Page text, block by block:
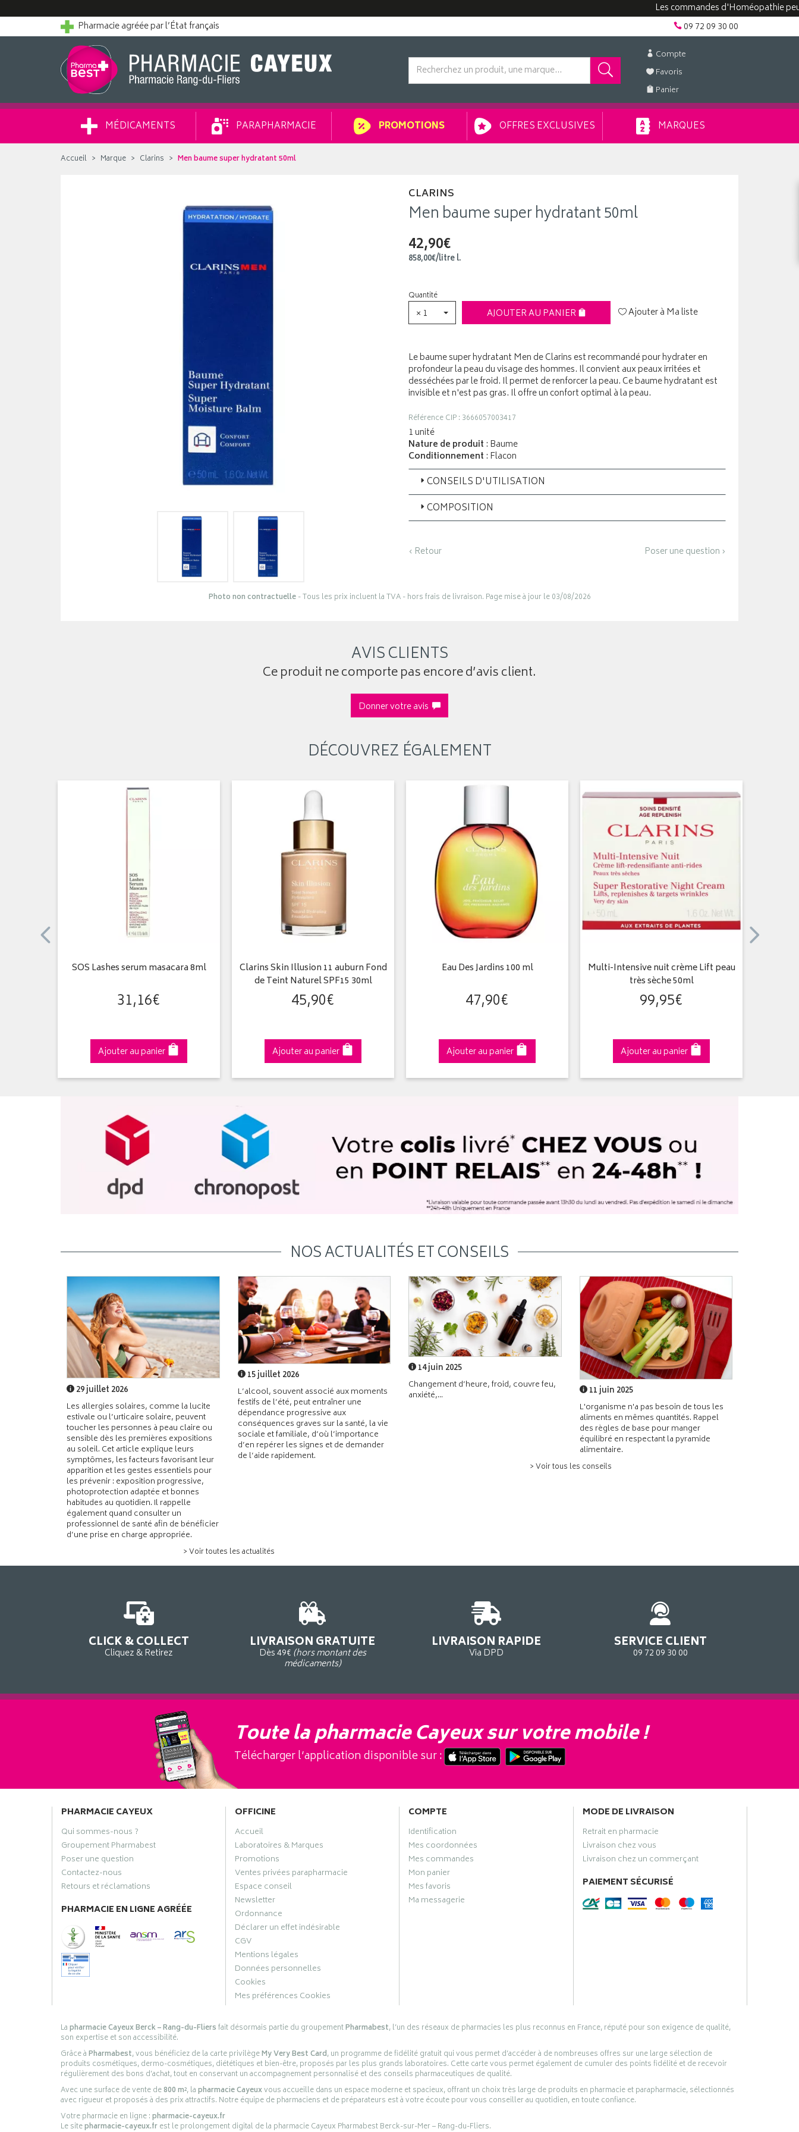
Les commandes d'Homéopathie peuvent
Pharmacie agréée par l’État français
09 72 09 30 00
Compte
Favoris
Panier
MÉDICAMENTS PARAPHARMACIE PROMOTIONS OFFRES EXCLUSIVES MARQUES
Accueil Marque Clarins Men baume super hydratant 50ml
CLARINS
Men baume super hydratant 50ml
42,90€
858,00€/litrel.
Quantité
× 1 AJOUTER AU PANIER Ajouter à Ma liste
Le baume super hydratant Men de Clarins est recommandé pour hydrater en
profondeur la peau du visage des hommes. Il convient aux peaux irritées et
desséchées par le froid. Il permet de renforcer la peau. Ce baume hydratant est
invisible et n'est pas gras. Il offre un confort optimal à la peau.
Référence CIP : 3666057003417
1 unité
Nature de produit : Baume
Conditionnement : Flacon
CONSEILS D'UTILISATION
COMPOSITION
‹ Retour Poser une question ›
Photo non contractuelle- Tous les prix incluent la TVA - hors frais de livraison. Page mise à jour le 03/08/2026
AVIS CLIENTS
Ce produit ne comporte pas encore d’avis client.
Donner votre avis
DÉCOUVREZ ÉGALEMENT
SOS Lashes serum masacara 8ml
31,16€
Ajouter au panier
Clarins Skin Illusion 11 auburn Fond
de Teint Naturel SPF15 30ml
45,90€
Ajouter au panier
Eau Des Jardins 100 ml
47,90€
Ajouter au panier
Multi-Intensive nuit crème Lift peau
très sèche 50ml
99,95€
Ajouter au panier
NOS ACTUALITÉS ET CONSEILS
29 juillet 2026
Les allergies solaires, comme la lucite
estivale ou l’urticaire solaire, peuvent
toucher les personnes à peau claire ou
sensible dès les premières expositions
au soleil. Cet article explique leurs
symptômes, les facteurs favorisant leur
apparition et les gestes essentiels pour
les prévenir : exposition progressive,
photoprotection adaptée et bonnes
habitudes au quotidien. Il rappelle
également quand consulter un
professionnel de santé afin de bénéficier
d’une prise en charge appropriée.
15 juillet 2026
L’alcool, souvent associé aux moments
festifs de l’été, peut entraîner une
dépendance progressive aux
conséquences graves sur la santé, la vie
sociale et familiale, d’où l’importance
d’en repérer les signes et de demander
de l’aide rapidement.
> Voir toutes les actualités
14 juin 2025
Changement d’heure, froid, couvre feu,
anxiété,...
11 juin 2025
L'organisme n'a pas besoin de tous les
aliments en mêmes quantités. Rappel
des règles de base pour manger
équilibré en respectant la pyramide
alimentaire.
> Voir tous les conseils
CLICK & COLLECT
Cliquez & Retirez
LIVRAISON GRATUITE
Dès 49€ (hors montant des
médicaments)
LIVRAISON RAPIDE
Via DPD
SERVICE CLIENT
09 72 09 30 00
Toute la pharmacie Cayeux sur votre mobile !
Télécharger l’application disponible sur :
PHARMACIE CAYEUX
Qui sommes-nous ?
Groupement Pharmabest
Poser une question
Contactez-nous
Retours et réclamations
PHARMACIE EN LIGNE AGRÉÉE
OFFICINE
Accueil
Laboratoires & Marques
Promotions
Ventes privées parapharmacie
Espace conseil
Newsletter
Ordonnance
Déclarer un effet indésirable
CGV
Mentions légales
Données personnelles
Cookies
Mes préférences Cookies
COMPTE
Identification
Mes coordonnées
Mes commandes
Mon panier
Mes favoris
Ma messagerie
MODE DE LIVRAISON
Retrait en pharmacie
Livraison chez vous
Livraison chez un commerçant
PAIEMENT SÉCURISÉ
Lapharmacie Cayeux Berck – Rang-du-Fliersfait désormais partie du groupementPharmabest, l’un des réseaux de pharmacies les plus reconnus en France, réputé pour son exigence de qualité,
son expertise et son accessibilité.
Grâce àPharmabest, vous bénéficiez de la carte privilègeMy Very Best Card, un programme de fidélité gratuit qui vous permet d’accéder à de nombreuses offres sur une large sélection de
produits cosmétiques, dermo-cosmétiques, diététiques et bien-être, proposés par les plus grands laboratoires. Cette carte vous permet également de cumuler des points fidélité et de recevoir
régulièrement des bons d’achat, tout en conservant un accompagnement personnalisé et des conseils pharmaceutiques de qualité.
Avec une surface de vente de800 m², lapharmacie Cayeuxvous accueille dans un espace moderne et spacieux, offrant un choix très large de produits en pharmacie et parapharmacie, sélectionnés
avec rigueur et proposés à des prix attractifs. Notre équipe de pharmaciens et de préparateurs est à votre écoute pour vous conseiller au quotidien, en toute confiance.
Votre pharmacie en ligne :pharmacie-cayeux.fr
Le sitepharmacie-cayeux.frest le prolongement digital de la pharmacie Cayeux Pharmabest Berck-sur-Mer – Rang-du-Fliers.